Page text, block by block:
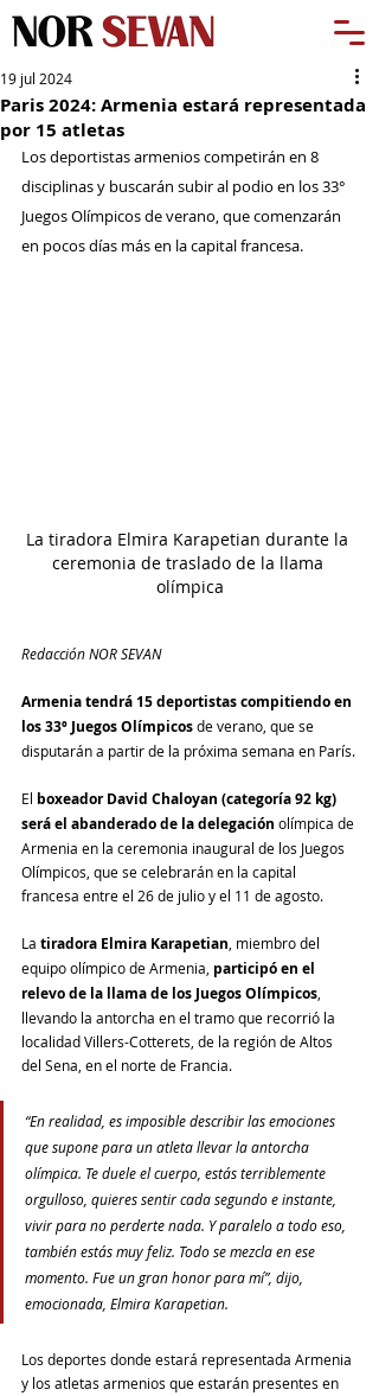
Paris 2024: Armenia estará representada
por 15 atletas
19 jul 2024
Los deportistas armenios competirán en 8
disciplinas y buscarán subir al podio en los 33°
Juegos Olímpicos de verano, que comenzarán
en pocos días más en la capital francesa.
La tiradora Elmira Karapetian durante la
ceremonia de traslado de la llama
olímpica
Redacción NOR SEVAN
Armenia tendrá 15 deportistas compitiendo en
los 33º Juegos Olímpicos de verano, que se
disputarán a partir de la próxima semana en París.
El boxeador David Chaloyan (categoría 92 kg)
será el abanderado de la delegación olímpica de
Armenia en la ceremonia inaugural de los Juegos
Olímpicos, que se celebrarán en la capital
francesa entre el 26 de julio y el 11 de agosto.
La tiradora Elmira Karapetian, miembro del
equipo olímpico de Armenia, participó en el
relevo de la llama de los Juegos Olímpicos,
llevando la antorcha en el tramo que recorrió la
localidad Villers-Cotterets, de la región de Altos
del Sena, en el norte de Francia.
“En realidad, es imposible describir las emociones
que supone para un atleta llevar la antorcha
olímpica. Te duele el cuerpo, estás terriblemente
orgulloso, quieres sentir cada segundo e instante,
vivir para no perderte nada. Y paralelo a todo eso,
también estás muy feliz. Todo se mezcla en ese
momento. Fue un gran honor para mí”, dijo,
emocionada, Elmira Karapetian.
Los deportes donde estará representada Armenia
y los atletas armenios que estarán presentes en